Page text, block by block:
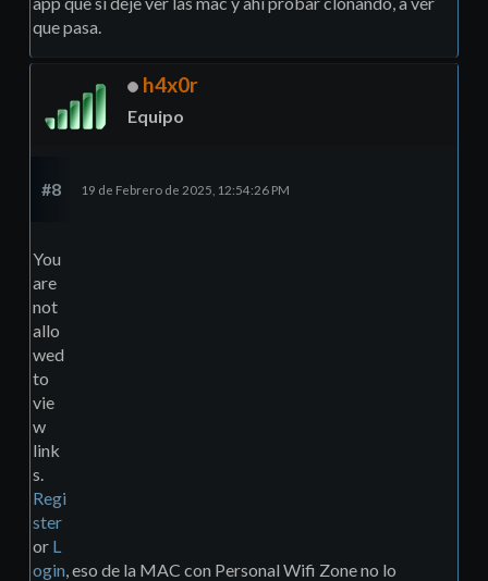
que pasa.
h4x0r
Equipo
#8 19 de Febrero de 2025, 12:54:26 PM
You
are
not
allo
wed
to
vie
w
link
s.
Regi
ster
or L
ogin , eso de la MAC con Personal Wifi Zone no lo